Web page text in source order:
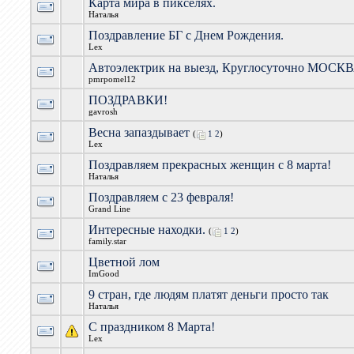
Карта мира в пикселях.
Наталья
Поздравление БГ с Днем Рождения.
Lex
Автоэлектрик на выезд, Круглосуточно
pmrpomel12
ПОЗДРАВКИ!
gavrosh
Весна запаздывает ( 1 2)
Lex
Поздравляем прекрасных женщин с 8 марта!
Наталья
Поздравляем с 23 февраля!
Grand Line
Интересные находки. ( 1 2)
family.star
Цветной лом
ImGood
9 стран, где людям платят деньги просто так
Наталья
С праздником 8 Марта!
Lex